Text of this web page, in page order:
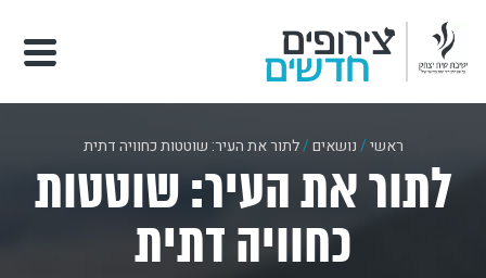
ראשי/נושאים/לתור את העיר: שוטטות כחוויה דתית
לתור את העיר: שוטטות
כחוויה דתית